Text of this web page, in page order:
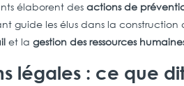
élaborent desactions de
guide les élus dans la
et lagestion des ressources
légales : ce que